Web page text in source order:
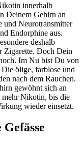
innerhalb
Deinem Gehirn an
und Neurotransmitter
Endorphine aus.
deshalb
Zigarette. Doch Dein
Im Nu bist Du von
ölige, farblose und
nach dem Rauchen.
gewöhnt sich an
mehr Nikotin, bis die
wieder einsetzt.